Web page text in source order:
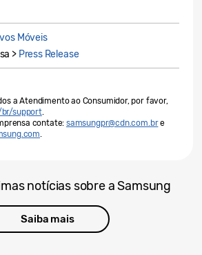
Móveis
> Press Release
a Atendimento ao Consumidor, por favor,
support.
contate: samsungpr@cdn.com.bre
.
notícias sobre a Samsung
Saiba mais